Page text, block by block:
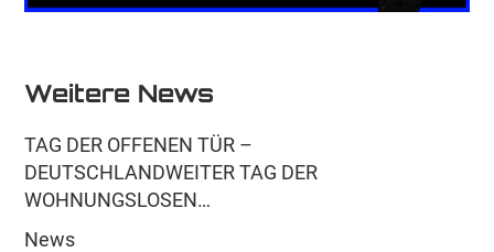
Weitere News
TAG DER OFFENEN TÜR –
DEUTSCHLANDWEITER TAG DER
WOHNUNGSLOSEN…
News